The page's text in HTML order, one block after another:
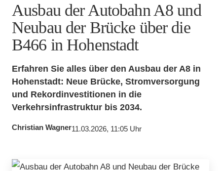
Ausbau der Autobahn A8 und
Neubau der Brücke über die
B466 in Hohenstadt
Erfahren Sie alles über den Ausbau der A8 in
Hohenstadt: Neue Brücke, Stromversorgung
und Rekordinvestitionen in die
Verkehrsinfrastruktur bis 2034.
Christian Wagner11.03.2026, 11:05 Uhr